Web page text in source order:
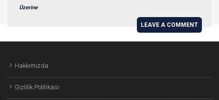
Üzerine
LEAVE A COMMENT
Hakkımızda
Gizlilik Politikası